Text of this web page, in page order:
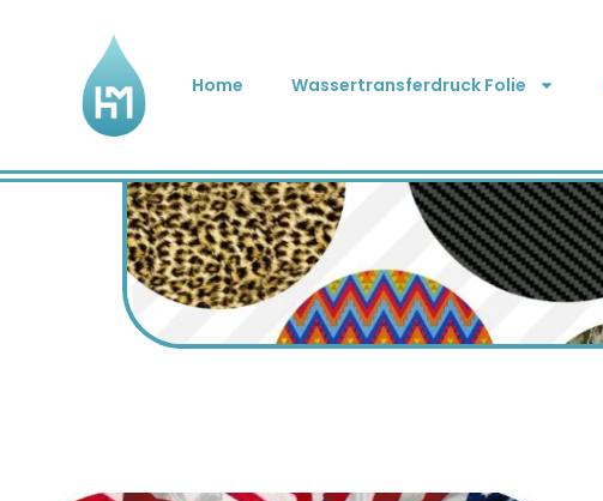
Home Wassertransferdruck Folie